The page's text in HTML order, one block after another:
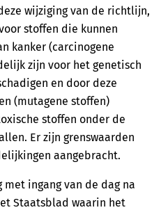
wijziging van de richtlijn,
stoffen die kunnen
kanker (carcinogene
zijn voor het genetisch
en door deze
(mutagene stoffen)
stoffen onder de
Er zijn grenswaarden
aangebracht.
ingang van de dag na
Staatsblad waarin het